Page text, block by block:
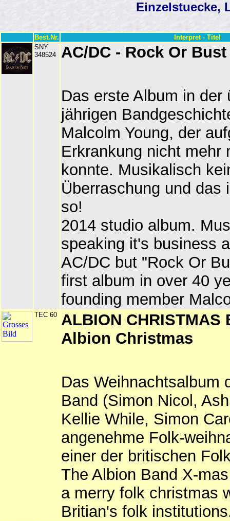
Einzelstuecke,
Best.Nr.
Interpret - Titel
SNY
348524
AC/DC - Rock Or Bust
Das erste Album in der
jährigen
Malcolm Young, der
Erkrankung nicht mehr
konnte. Musikalisch
Überraschung und das
so!
2014 studio album.
speaking it's business
AC/DC but "Rock Or
first album in over 40
founding member
TEC 60 ALBION CHRISTMAS
Albion Christmas
Das Weihnachtsalbum
Band (Simon Nicol,
Kellie While, Simon
angenehme Folk-
einer der britischen
The Albion Band X-
a merry folk christmas
Britian's folk